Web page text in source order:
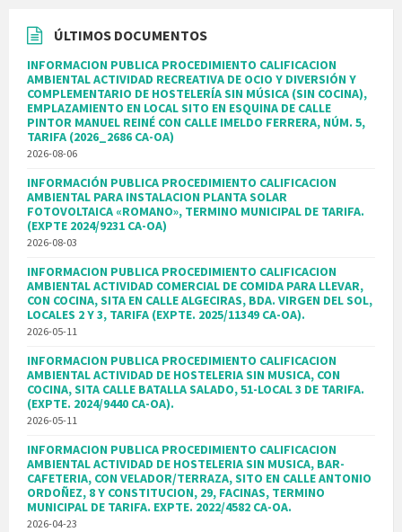
ÚLTIMOS DOCUMENTOS
INFORMACION PUBLICA PROCEDIMIENTO CALIFICACION
AMBIENTAL ACTIVIDAD RECREATIVA DE OCIO Y DIVERSIÓN Y
COMPLEMENTARIO DE HOSTELERÍA SIN MÚSICA (SIN COCINA),
EMPLAZAMIENTO EN LOCAL SITO EN ESQUINA DE CALLE
PINTOR MANUEL REINÉ CON CALLE IMELDO FERRERA, NÚM. 5,
TARIFA (2026_2686 CA-OA)
2026-08-06
INFORMACIÓN PUBLICA PROCEDIMIENTO CALIFICACION
AMBIENTAL PARA INSTALACION PLANTA SOLAR
FOTOVOLTAICA «ROMANO», TERMINO MUNICIPAL DE TARIFA.
(EXPTE 2024/9231 CA-OA)
2026-08-03
INFORMACION PUBLICA PROCEDIMIENTO CALIFICACION
AMBIENTAL ACTIVIDAD COMERCIAL DE COMIDA PARA LLEVAR,
CON COCINA, SITA EN CALLE ALGECIRAS, BDA. VIRGEN DEL SOL,
LOCALES 2 Y 3, TARIFA (EXPTE. 2025/11349 CA-OA).
2026-05-11
INFORMACION PUBLICA PROCEDIMIENTO CALIFICACION
AMBIENTAL ACTIVIDAD DE HOSTELERIA SIN MUSICA, CON
COCINA, SITA CALLE BATALLA SALADO, 51-LOCAL 3 DE TARIFA.
(EXPTE. 2024/9440 CA-OA).
2026-05-11
INFORMACION PUBLICA PROCEDIMIENTO CALIFICACION
AMBIENTAL ACTIVIDAD DE HOSTELERIA SIN MUSICA, BAR-
CAFETERIA, CON VELADOR/TERRAZA, SITO EN CALLE ANTONIO
ORDOÑEZ, 8 Y CONSTITUCION, 29, FACINAS, TERMINO
MUNICIPAL DE TARIFA. EXPTE. 2022/4582 CA-OA.
2026-04-23